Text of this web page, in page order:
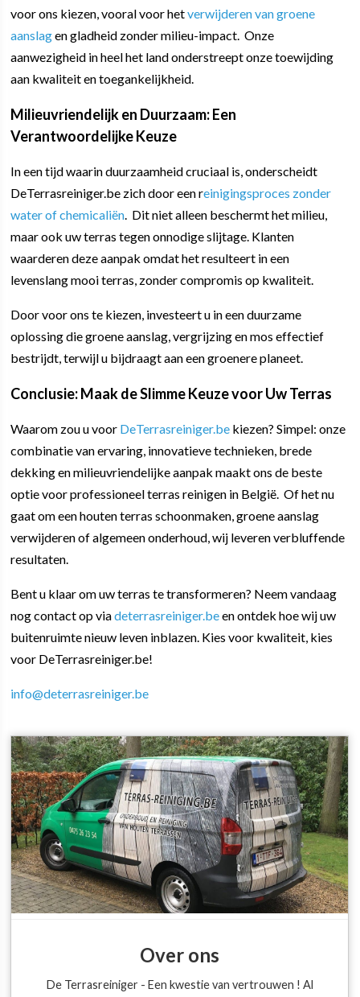
voor ons kiezen, vooral voor hetverwijderen van groene
aanslagen gladheid zonder milieu-impact. Onze
aanwezigheid in heel het land onderstreept onze toewijding
aan kwaliteit en toegankelijkheid.
Milieuvriendelijk en Duurzaam: Een
Verantwoordelijke Keuze
In een tijd waarin duurzaamheid cruciaal is, onderscheidt
DeTerrasreiniger.be zich door een reinigingsproces zonder
water of chemicaliën. Dit niet alleen beschermt het milieu,
maar ook uw terras tegen onnodige slijtage. Klanten
waarderen deze aanpak omdat het resulteert in een
levenslang mooi terras, zonder compromis op kwaliteit.
Door voor ons te kiezen, investeert u in een duurzame
oplossing die groene aanslag, vergrijzing en mos effectief
bestrijdt, terwijl u bijdraagt aan een groenere planeet.
Conclusie: Maak de Slimme Keuze voor Uw Terras
Waarom zou u voor DeTerrasreiniger.be kiezen? Simpel: onze
combinatie van ervaring, innovatieve technieken, brede
dekking en milieuvriendelijke aanpak maakt ons de beste
optie voor professioneel terras reinigen in België. Of het nu
gaat om een houten terras schoonmaken, groene aanslag
verwijderen of algemeen onderhoud, wij leveren verbluffende
resultaten.
Bent u klaar om uw terras te transformeren? Neem vandaag
nog contact op viadeterrasreiniger.been ontdek hoe wij uw
buitenruimte nieuw leven inblazen. Kies voor kwaliteit, kies
voor DeTerrasreiniger.be!
info@deterrasreiniger.be
Over ons
De Terrasreiniger - Een kwestie van vertrouwen ! Al